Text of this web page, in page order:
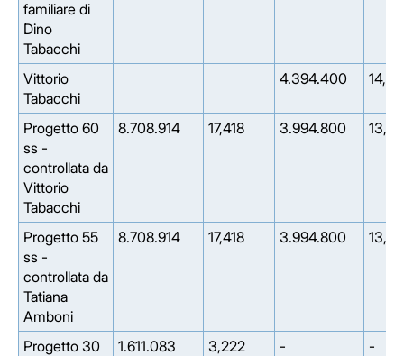
familiare di
Dino
Tabacchi
Vittorio
Tabacchi
4.394.400
Progetto 60
ss -
controllata da
Vittorio
Tabacchi
8.708.914 17,418 3.994.800
Progetto 55
ss -
controllata da
Tatiana
Amboni
8.708.914 17,418 3.994.800
Progetto 30
1.611.083 3,222 - -